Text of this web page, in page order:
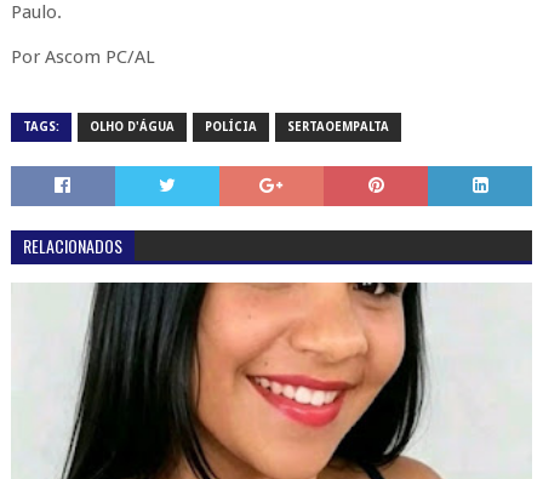
Paulo.
Por Ascom PC/AL
TAGS: OLHO D'ÁGUA POLÍCIA SERTAOEMPALTA
RELACIONADOS